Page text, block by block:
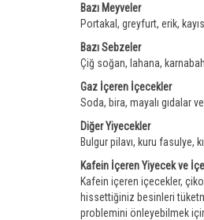
Bazı Meyveler
Portakal, greyfurt, erik,
Bazı Sebzeler
Çiğ soğan, lahana,
Gaz İçeren İçecekler
Soda, bira, mayalı gıdalar
Diğer Yiyecekler
Bulgur pilavı, kuru fasulye,
Kafein İçeren Yiyecek ve
Kafein içeren içecekler,
hissettiğiniz besinleri
problemini önleyebilmek